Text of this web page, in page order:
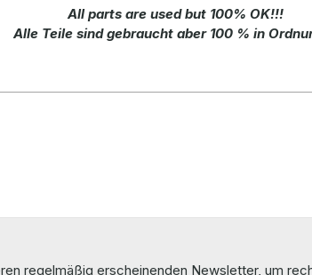
All parts are used but 100% OK!!!
Alle Teile sind gebraucht aber 100 % in
regelmäßig erscheinenden Newsletter, um